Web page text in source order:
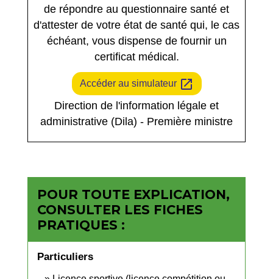
de répondre au questionnaire santé et
d'attester de votre état de santé qui, le cas
échéant, vous dispense de fournir un
certificat médical.
Accéder au simulateur open_in_new
Direction de l'information légale et
administrative (Dila) - Première ministre
POUR TOUTE EXPLICATION,
CONSULTER LES FICHES
PRATIQUES :
Particuliers